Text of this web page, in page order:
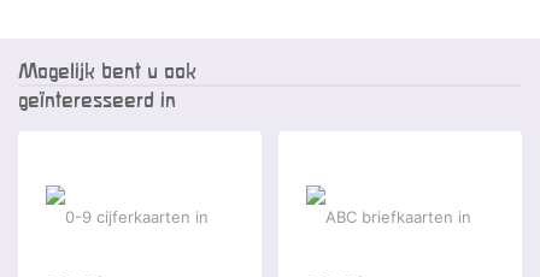
Mogelijk bent u ook
geïnteresseerd in